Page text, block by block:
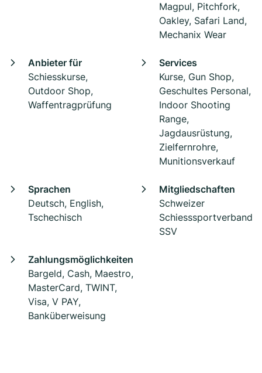
Magpul, Pitchfork,
Oakley, Safari Land,
Mechanix Wear
Anbieter für
Schiesskurse,
Outdoor Shop,
Waffentragprüfung
Services
Kurse, Gun Shop,
Geschultes Personal,
Indoor Shooting
Range,
Jagdausrüstung,
Zielfernrohre,
Munitionsverkauf
Sprachen
Deutsch, English,
Tschechisch
Mitgliedschaften
Schweizer
Schiesssportverband
SSV
Zahlungsmöglichkeiten
Bargeld, Cash, Maestro,
MasterCard, TWINT,
Visa, V PAY,
Banküberweisung